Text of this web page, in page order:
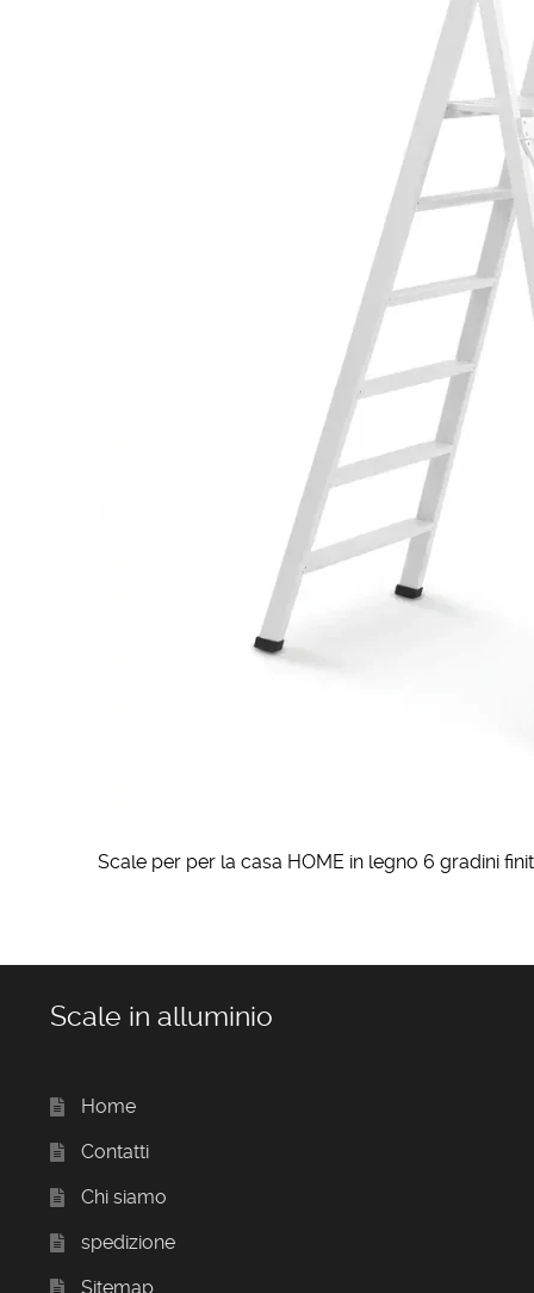
Scale per per la casa HOME in legno 6 gradini
Scale in alluminio
Home
Contatti
Chi siamo
spedizione
Sitemap